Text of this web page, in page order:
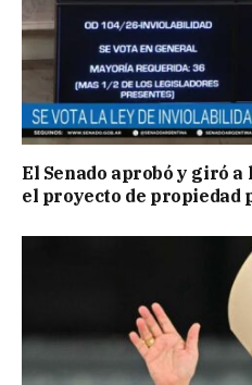
El Senado aprobó y giró a
el proyecto de propiedad